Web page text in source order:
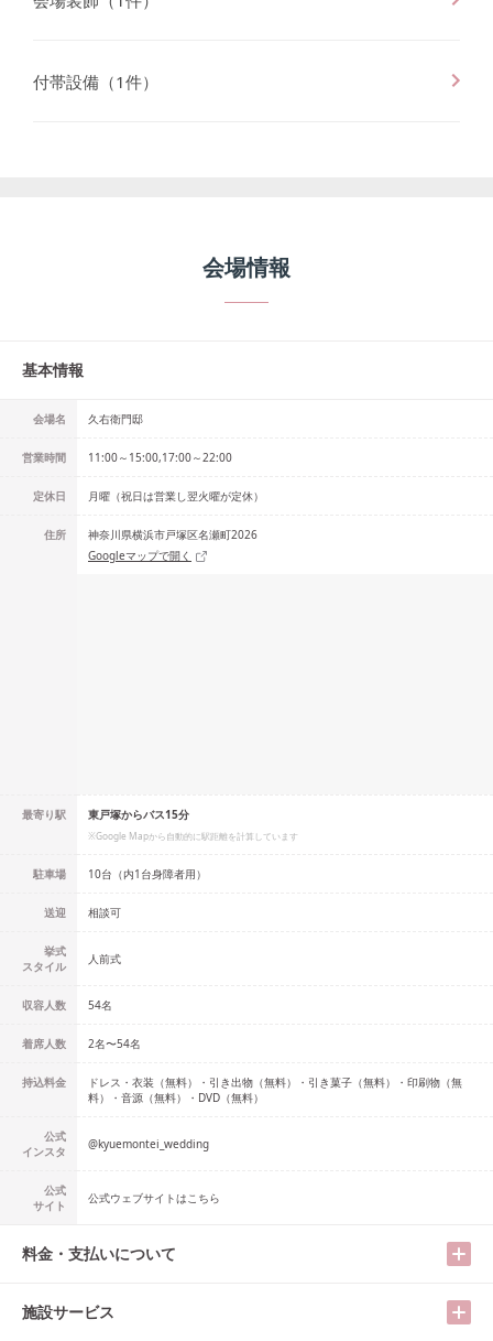
付帯設備 （1件）
会場情報
基本情報
会場名 久右衛門邸
営業時間 11:00～15:00,17:00～22:00
定休日 月曜（祝日は営業し翌火曜が定休）
住所
神奈川県横浜市戸塚区名瀬町2026
Googleマップで開く
最寄り駅 東戸塚からバス15分
※Google Mapから自動的に駅距離を計算しています
駐車場 10台（内1台身障者用）
送迎 相談可
挙式
スタイル
人前式
収容人数 54名
着席人数 2名〜54名
持込料金
ドレス・衣装（無料）・引き出物（無料）・引き菓子（無料）・印刷物（無
料）・音源（無料）・DVD（無料）
公式
インスタ
@kyuemontei_wedding
公式
サイト
公式ウェブサイトはこちら
料金・支払いについて
施設サービス